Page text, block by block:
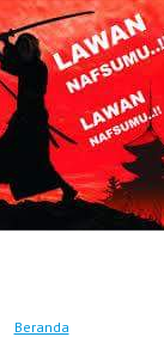
Beranda